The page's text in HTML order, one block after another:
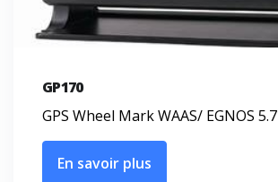
GP170
GPS Wheel Mark WAAS/ EGNOS
En savoir plus